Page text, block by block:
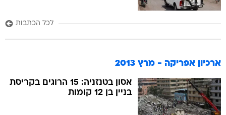
לכל הכתבות
ארכיון אפריקה - מרץ 2013
אסון בטנזניה: 15 הרוגים בקריסת
בניין בן 12 קומות